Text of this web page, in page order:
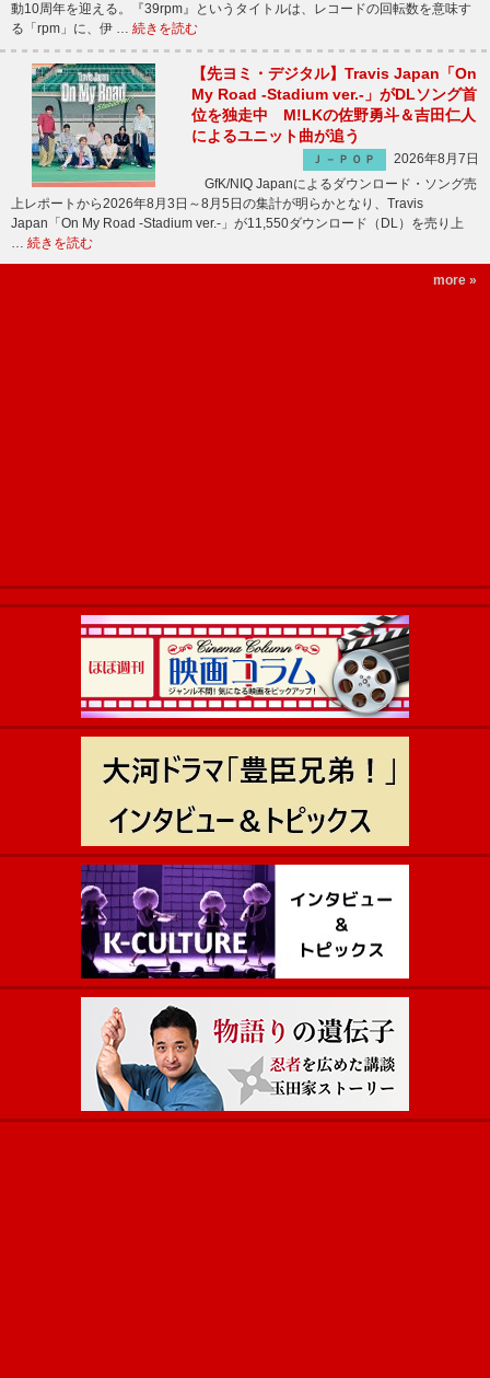
動10周年を迎える。『39rpm』というタイトルは、レコードの回転数を意味す
る「rpm」に、伊 … 続きを読む
【先ヨミ・デジタル】Travis Japan「On
My Road -Stadium ver.-」がDLソング首
位を独走中 M!LKの佐野勇斗＆吉田仁人
によるユニット曲が追う
Ｊ－ＰＯＰ
2026年8月7日
GfK/NIQ Japanによるダウンロード・ソング売
上レポートから2026年8月3日～8月5日の集計が明らかとなり、Travis
Japan「On My Road -Stadium ver.-」が11,550ダウンロード（DL）を売り上
… 続きを読む
more »